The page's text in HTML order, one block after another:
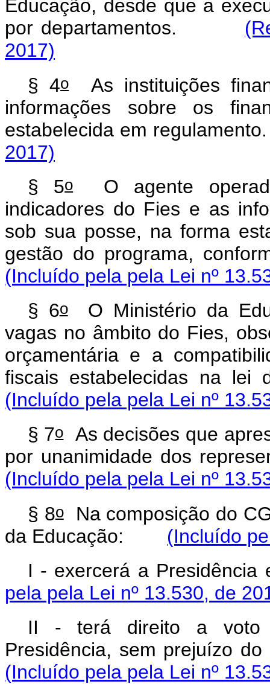
Educação, desde que a
por departamentos.
2017)
§ 4o
As instituições
informações sobre os
estabelecida em
2017)
§ 5oO agente
indicadores do Fies e as
sob sua posse, na forma
gestão do programa,
(Incluído pela pela Lei nº
§ 6oO Ministério da
vagas no âmbito do Fies,
orçamentária e a
fiscais estabelecidas na
(Incluído pela pela Lei nº
§ 7oAs decisões que
por unanimidade dos
(Incluído pela pela Lei nº
§ 8oNa composição do
da Educação: (Incluído
I - exercerá a
pela pela Lei nº 13.530, de
II - terá direito a voto
Presidência, sem prejuízo
(Incluído pela pela Lei nº